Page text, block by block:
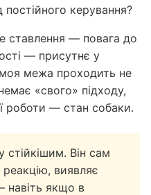
керування?
ставлення — повага до
— присутнє у
моя межа проходить не
«свого» підходу,
роботи — стан собаки.
стійкішим. Він сам
виявляє
навіть якщо в